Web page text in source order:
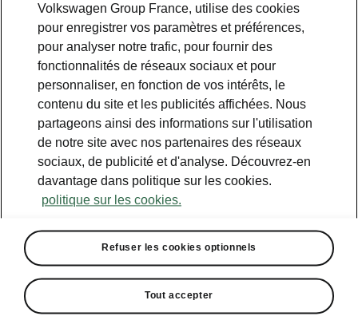
Suivez votre commande de
véhicule*
• Consultez facilement la configuration de
votre voiture et l'état de la commande.
• Préparez-vous
Volkswagen Group France, utilise des cookies
pour enregistrer vos paramètres et préférences,
pour analyser notre trafic, pour fournir des
fonctionnalités de réseaux sociaux et pour
personnaliser, en fonction de vos intérêts, le
contenu du site et les publicités affichées. Nous
partageons ainsi des informations sur l'utilisation
de notre site avec nos partenaires des réseaux
sociaux, de publicité et d'analyse. Découvrez-en
davantage dans politique sur les cookies.
politique sur les cookies.
Refuser les cookies optionnels
Tout accepter